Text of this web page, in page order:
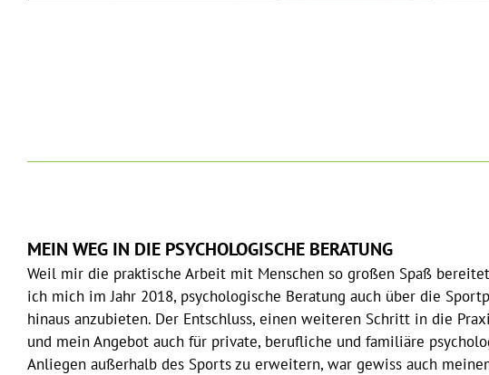
MEIN WEG IN DIE PSYCHOLOGISCHE BERATUNG
Weil mir die praktische Arbeit mit Menschen so großen Spaß
ich mich im Jahr 2018, psychologische Beratung auch über die
hinaus anzubieten. Der Entschluss, einen weiteren Schritt in die
und mein Angebot auch für private, berufliche und familiäre
Anliegen außerhalb des Sports zu erweitern, war gewiss auch